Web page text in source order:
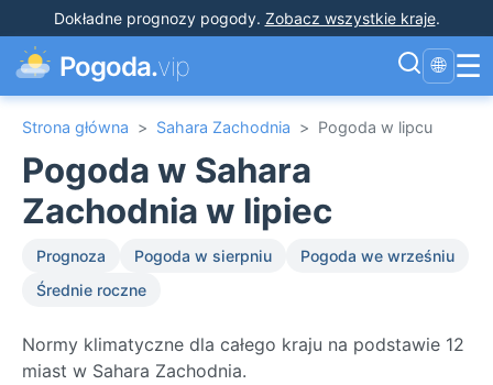
Dokładne prognozy pogody. Zobacz wszystkie kraje.
Pogoda.vip 🌐 ☰
Strona główna > Sahara Zachodnia > Pogoda w lipcu
Pogoda w Sahara
Zachodnia w lipiec
Prognoza Pogoda w sierpniu
Pogoda we wrześniu
Średnie roczne
Normy klimatyczne dla całego kraju na podstawie 12
miast w Sahara Zachodnia.